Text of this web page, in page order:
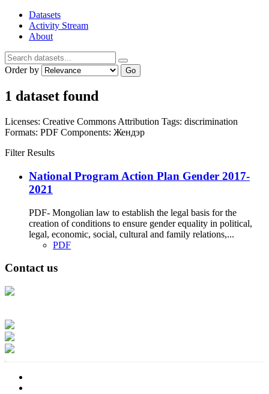
Datasets
Activity Stream
About
Order by Go
1 dataset found
Licenses: Creative Commons Attribution Tags: discrimination
Formats: PDF Components: Жендэр
Filter Results
National Program Action Plan Gender 2017-
2021
PDF- Mongolian law to establish the legal basis for the
creation of conditions to ensure gender equality in political,
legal, economic, social, cultural and family relations,...
PDF
Contact us